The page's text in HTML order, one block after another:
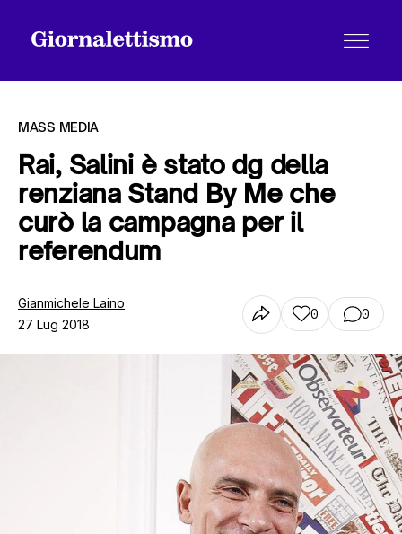
Tutti gli articoli
Contatti
MASS MEDIA
Rai, Salini è stato dg della
renziana Stand By Me che
curò la campagna per il
referendum
Gianmichele Laino
27 Lug 2018
0 0